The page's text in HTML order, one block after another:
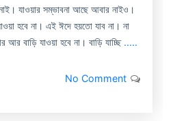
যাওয়ার সম্ভাবনা আছে আবার নাইও।
হবে না। এই ঈদে হয়তো যাব না। না
আর বাড়ি যাওয়া হবে না। বাড়ি যাচ্ছি .....
No Comment